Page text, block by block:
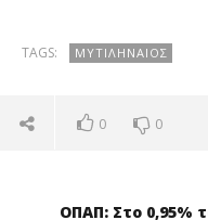
TAGS: ΜΥΤΙΛΗΝΑΊΟΣ
0 0
ΟΠΑΠ: Στο 0,95%